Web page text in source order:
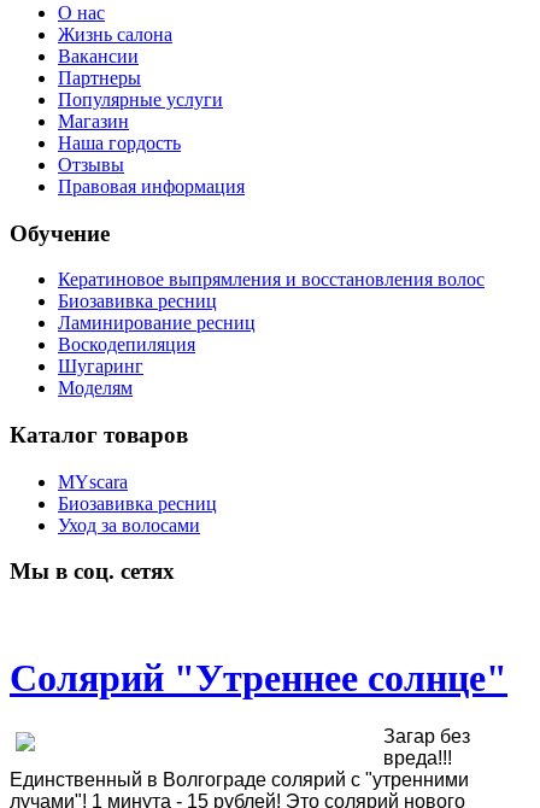
О нас
Жизнь салона
Вакансии
Партнеры
Популярные услуги
Магазин
Наша гордость
Отзывы
Правовая информация
Обучение
Кератиновое выпрямления и восстановления волос
Биозавивка ресниц
Ламинирование ресниц
Воскодепиляция
Шугаринг
Моделям
Каталог товаров
MYscara
Биозавивка ресниц
Уход за волосами
Мы в соц. сетях
Солярий "Утреннее солнце"
Загар без
вреда!!!
Единственный в Волгограде солярий с "утренними
лучами"! 1 минута - 15 рублей! Это солярий нового